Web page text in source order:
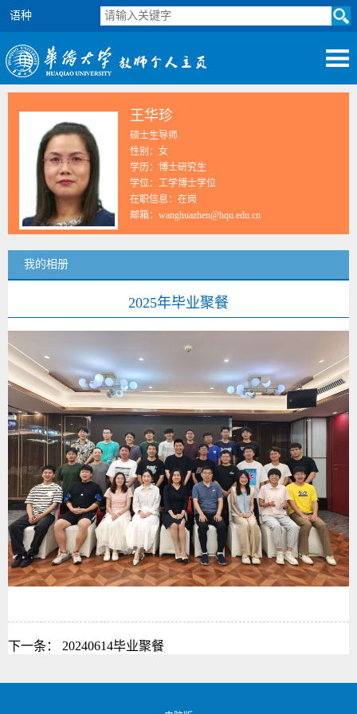
语种
王华珍
硕士生导师
性别：女
学历：博士研究生
学位：工学博士学位
在职信息：在岗
邮箱： wanghuazhen@hqu.edu.cn
我的相册
2025年毕业聚餐
下一条： 20240614毕业聚餐